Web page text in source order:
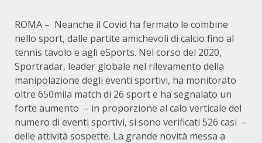
ROMA – Neanche il Covid ha fermato le combine
nello sport, dalle partite amichevoli di calcio fino al
tennis tavolo e agli eSports. Nel corso del 2020,
Sportradar, leader globale nel rilevamento della
manipolazione degli eventi sportivi, ha monitorato
oltre 650mila match di 26 sport e ha segnalato un
forte aumento – in proporzione al calo verticale del
numero di eventi sportivi, si sono verificati 526 casi –
delle attività sospette. La grande novità messa a